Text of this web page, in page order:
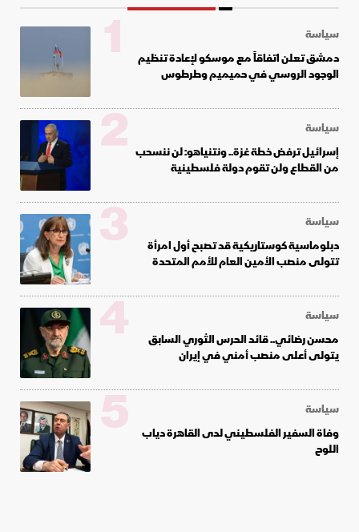
سياسة
دمشق تعلن اتفاقاً مع موسكو لإعادة تنظيم
الوجود الروسي في حميميم وطرطوس
1
سياسة
إسرائيل ترفض خطة غزة.. ونتنياهو: لن ننسحب
من القطاع ولن تقوم دولة فلسطينية
2
سياسة
دبلوماسية كوستاريكية قد تصبح أول امرأة
تتولى منصب الأمين العام للأمم المتحدة
3
سياسة
محسن رضائي.. قائد الحرس الثوري السابق
يتولى أعلى منصب أمني في إيران
4
سياسة
وفاة السفير الفلسطيني لدى القاهرة دياب
اللوح
5